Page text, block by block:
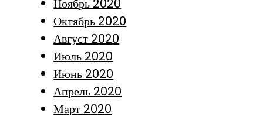
Ноябрь 2020
Октябрь 2020
Август 2020
Июль 2020
Июнь 2020
Апрель 2020
Март 2020